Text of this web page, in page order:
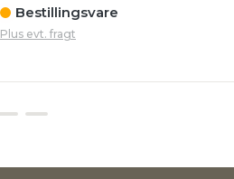
Bestillingsvare
Plus evt. fragt